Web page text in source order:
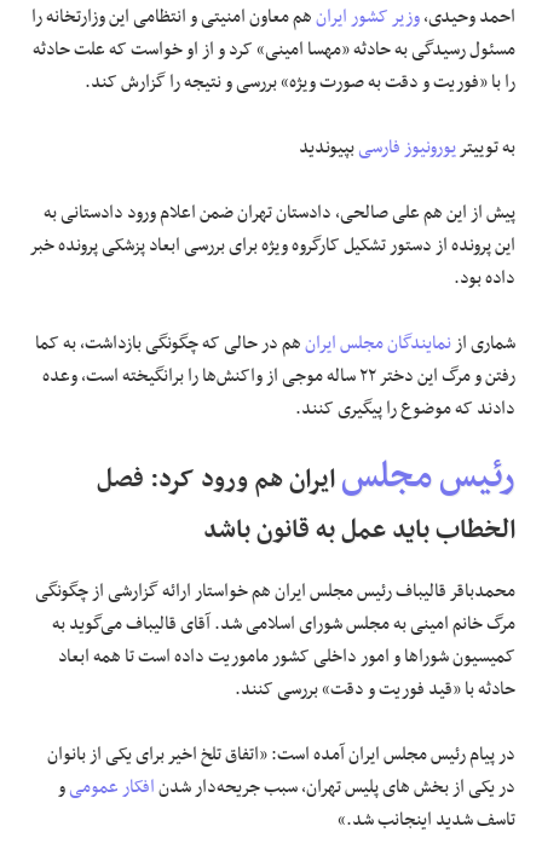
ا حمد وحیدی،وزیر کشور ایرانهم معاون امنیتی و انتظامی این وزارتخانه را
مسئول رسیدگی به حادثه «مهسا امینی» کرد و از او خواست که علت حادثه
را با «فوریت و دقت به صورت ویژه» بررسی و نتیجه را گزارش کند.
به توییتریورونیوز فارسیبپیوندید
پیش از این هم علی صالحی، دادستان تهران ضمن اعلام ورود دادستانی به
این پرونده از دستور تشکیل کارگروه ویژه برای بررسی ابعاد پزشکی پرونده خبر
داده بود.
شماری ازنمایندگان مجلس ایرانهم در حالی که چگونگی بازداشت، به کما
رفتن و مرگ این دختر ۲۲ ساله موجی از واکنش‌ها را برانگیخته است، وعده
دادند که موضوع را پیگیری کنند.
رئیس مجلسایران هم ورود کرد: فصل
الخطاب باید عمل به قانون باشد
محمدباقر قالیباف رئیس مجلس ایران هم خواستار ارائه گزارشی از چگونگی
مرگ خانم امینی به مجلس شورای اسلامی شد. آقای قالیباف می‌گوید به
کمیسیون شوراها و امور داخلی کشور ماموریت داده است تا همه ابعاد
حادثه با «قید فوریت و دقت» بررسی کنند.
در پیام رئیس مجلس ایران آمده است: «اتفاق تلخ اخیر برای یکی از بانوان
در یکی از بخش های پلیس تهران، سبب جریحه‌دار شدنافکار عمومیو
تاسف شدید اینجانب شد.»